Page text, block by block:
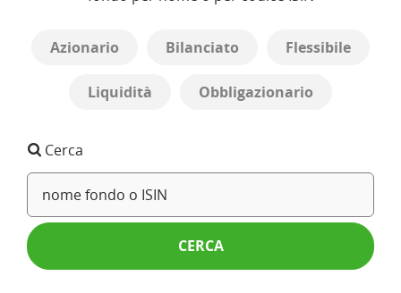
Azionario Bilanciato Flessibile
Liquidità Obbligazionario
Cerca
CERCA